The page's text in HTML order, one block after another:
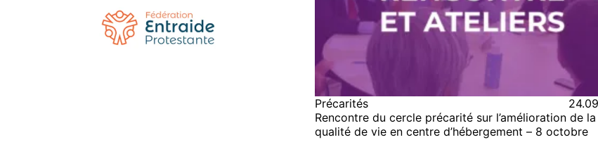
Précarités
Rencontre du cercle précarité sur l’amélioration de la
qualité de vie en centre d’hébergement – 8 octobre